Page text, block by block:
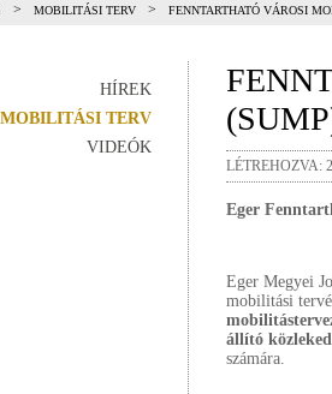
> MOBILITÁSI TERV > FENNTARTHATÓ VÁROSI
HÍREK
MOBILITÁSI TERV
VIDEÓK
LÉTREHOZVA:
Eger
Eger Megyei
mobilitási
állító
számára.